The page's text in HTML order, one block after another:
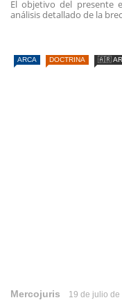
El objetivo del presente
análisis detallado de la
ARCA DOCTRINA 🇦🇷
Mercojuris 19 de julio de